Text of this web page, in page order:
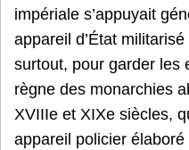
impériale s’appuyait
appareil d’État
surtout, pour garder les
règne des monarchies
XVIIIe et XIXe siècles,
appareil policier